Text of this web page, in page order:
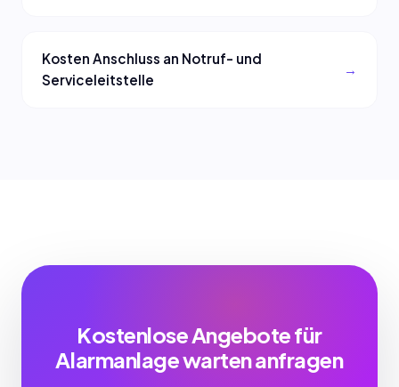
Kosten Anschluss an Notruf- und
Serviceleitstelle
Kostenlose Angebote für
Alarmanlage warten anfragen